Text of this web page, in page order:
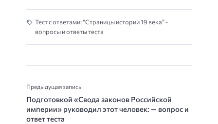
Тест с ответами: “Страницы истории 19 века” -
вопросы и ответы теста
Предыдущая запись
Подготовкой «Свода законов Российской
империи» руководил этот человек: — вопрос и
ответ теста